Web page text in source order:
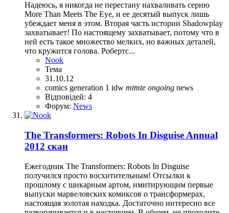
Надеюсь, я никогда не перестану нахваливать серию
More Than Meets The Eye, и ее десятый выпуск лишь
убеждает меня в этом. Вторая часть истории Shadowplay
захватывает! По настоящему захватывает, потому что в
ней есть такое множество мелких, но важных деталей,
что кружится голова. Робертс...
Nook
Тема
31.10.12
comics generation 1 idw mtmte ongoing news
Відповідей: 4
Форум: News
The Transformers: Robots In Disguise Annual
2012 скан
Ежегодник The Transformers: Robots In Disguise
получился просто восхитительным! Отсылки к
прошлому с шикарным артом, имитирующим первые
выпуски марвеловских комиксов о трансформерах,
настоящая золотая находка. Достаточно интересно все